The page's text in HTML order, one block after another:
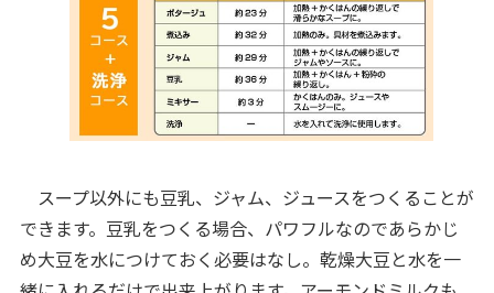
スープ以外にも豆乳、ジャム、ジュースをつくることが
できます。豆乳をつくる場合、パワフルなのであらかじ
め大豆を水につけておく必要はなし。乾燥大豆と水を一